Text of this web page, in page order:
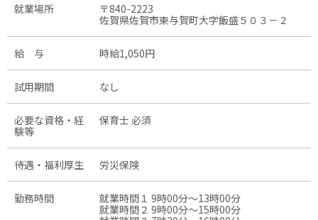
就業場所
〒840-2223
佐賀県佐賀市東与賀町大字飯盛５０３－２
給 与 時給1,050円
試用期間 なし
必要な資格・経
験等
保育士 必須
待遇・福利厚生 労災保険
勤務時間
就業時間１ 9時00分〜13時00分
就業時間２ 9時00分〜15時00分